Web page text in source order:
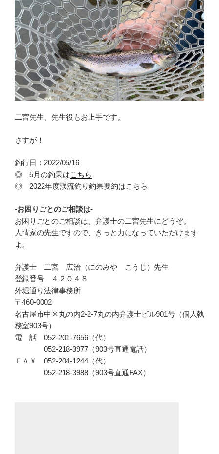
二宮先生、先生役もお上手です。
さすが！
釣行日：2022/05/16
◎ 5月の釣果はこちら
◎ 2022年度渓流釣り釣果要約はこちら
-お困りごとのご相談は-
お困りごとのご相談は、弁護士の二宮先生にどうぞ。
人情家の先生ですので、きっと力になっていただけます
よ。
弁護士 二宮 広治（にのみや こうじ）先生
登録番号 ４２０４８
外堀通り法律事務所
〒460-0002
名古屋市中区丸の内2-2-7丸の内弁護士ビル901号（個人執
務室903号）
電 話 052-201-7656（代）
052-218-3977（903号直通電話）
ＦＡＸ 052-204-1244（代）
052-218-3988（903号直通FAX）